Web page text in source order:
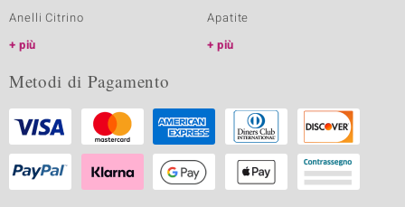
Anelli Citrino
più
Apatite
più
Metodi di Pagamento